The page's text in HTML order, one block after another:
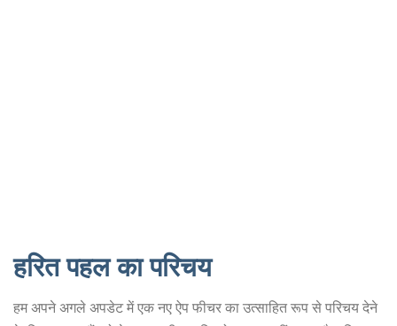
हरित पहल का परिचय
हम अपने अगले अपडेट में एक नए ऐप फीचर का उत्साहित रूप से परिचय देने